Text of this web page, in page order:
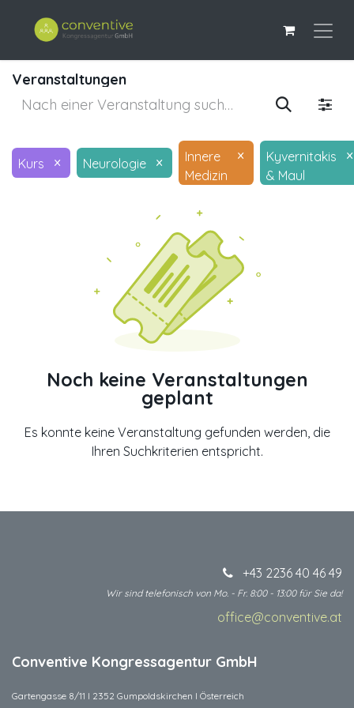
Veranstaltungen
Kurs × Neurologie ×
Innere
Medizin
×
Kyvernitakis
& Maul
×
Noch keine Veranstaltungen
geplant
Es konnte keine Veranstaltung gefunden werden, die
Ihren Suchkriterien entspricht.
+43 2236 40 46 49
Wir sind telefonisch von Mo. - Fr. 8:00 - 13:00 für Sie da!
office@conventive.at
Conventive Kongressagentur GmbH
Gartengasse 8/11 I 2352 Gumpoldskirchen I Österreich